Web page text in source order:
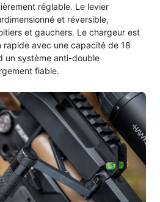
réglable. Le levier
et réversible,
et gauchers. Le chargeur est
avec une capacité de 18
un système anti-double
fiable.